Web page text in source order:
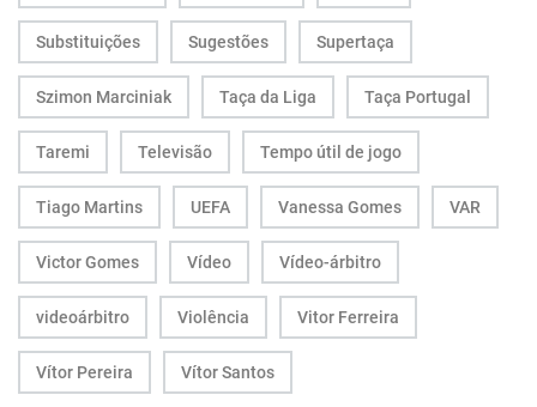
Substituições Sugestões Supertaça
Szimon Marciniak Taça da Liga Taça Portugal
Taremi Televisão Tempo útil de jogo
Tiago Martins UEFA Vanessa Gomes VAR
Victor Gomes Vídeo Vídeo-árbitro
videoárbitro Violência Vitor Ferreira
Vítor Pereira Vítor Santos